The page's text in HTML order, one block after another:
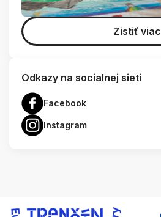
Zistiť viac
Odkazy na socialnej sieti
Facebook
Instagram